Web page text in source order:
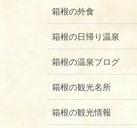
箱根の外食
箱根の日帰り温泉
箱根の温泉ブログ
箱根の観光名所
箱根の観光情報